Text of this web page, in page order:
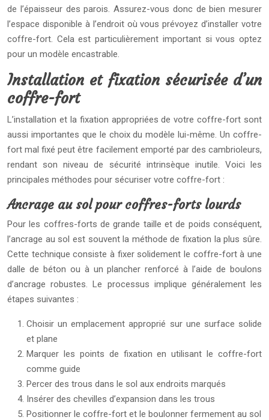
de l’épaisseur des parois. Assurez-vous donc de bien mesurer
l’espace disponible à l’endroit où vous prévoyez d’installer votre
coffre-fort. Cela est particulièrement important si vous optez
pour un modèle encastrable.
Installation et fixation sécurisée d’un
coffre-fort
L’installation et la fixation appropriées de votre coffre-fort sont
aussi importantes que le choix du modèle lui-même. Un coffre-
fort mal fixé peut être facilement emporté par des cambrioleurs,
rendant son niveau de sécurité intrinsèque inutile. Voici les
principales méthodes pour sécuriser votre coffre-fort :
Ancrage au sol pour coffres-forts lourds
Pour les coffres-forts de grande taille et de poids conséquent,
l’ancrage au sol est souvent la méthode de fixation la plus sûre.
Cette technique consiste à fixer solidement le coffre-fort à une
dalle de béton ou à un plancher renforcé à l’aide de boulons
d’ancrage robustes. Le processus implique généralement les
étapes suivantes :
Choisir un emplacement approprié sur une surface solide
et plane
Marquer les points de fixation en utilisant le coffre-fort
comme guide
Percer des trous dans le sol aux endroits marqués
Insérer des chevilles d’expansion dans les trous
Positionner le coffre-fort et le boulonner fermement au sol